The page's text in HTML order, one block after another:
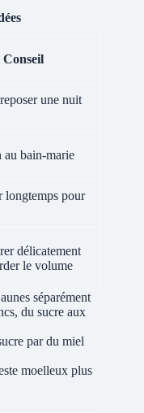
Conseil
une nuit
au bain-marie
longtemps pour
délicatement
le volume
séparément
du sucre aux
par du miel
moelleux plus